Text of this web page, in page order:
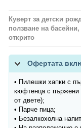
Куверт за детски
ползване на
открито
Офертата
• Пилешки хапки с
кюфтенца с пържени
от двете);
• Парче пица;
• Безалкохолна